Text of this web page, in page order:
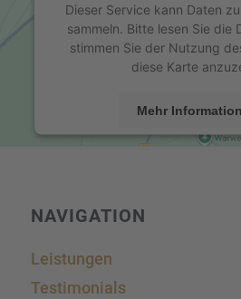
Dieser Service kann Daten
sammeln. Bitte lesen Sie die
stimmen Sie der Nutzung
diese Karte
Mehr
Platform
NAVIGA­TION
Leistun­gen
Testi­mo­ni­als